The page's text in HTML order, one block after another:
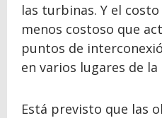
las turbinas. Y el
menos costoso que
puntos de
en varios lugares de la
Está previsto que las